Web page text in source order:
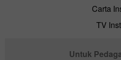
Carta
TV
Untuk